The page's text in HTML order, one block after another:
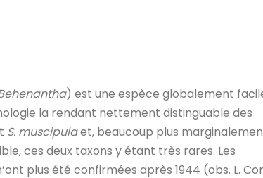
) est une espèce globalement
la rendant nettement distinguable des
S. muscipulaet, beaucoup plus
ces deux taxons y étant très rares. Les
plus été confirmées après 1944 (obs. L.